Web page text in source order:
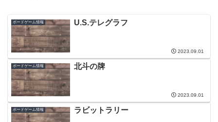
ボードゲーム情報 U.S.テレグラフ
2023.09.01
ボードゲーム情報 北斗の牌
2023.09.01
ボードゲーム情報 ラビットラリー